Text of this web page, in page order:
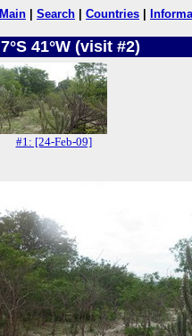
Main Search Countries
7°S 41°W (visit #2)
#1: [24-Feb-09]